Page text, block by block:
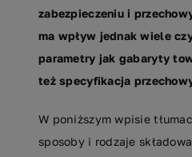
zabezpieczeniu i
ma wpływ jednak wiele
parametry jak gabaryty
też specyfikacja
W poniższym wpisie
sposoby i rodzaje